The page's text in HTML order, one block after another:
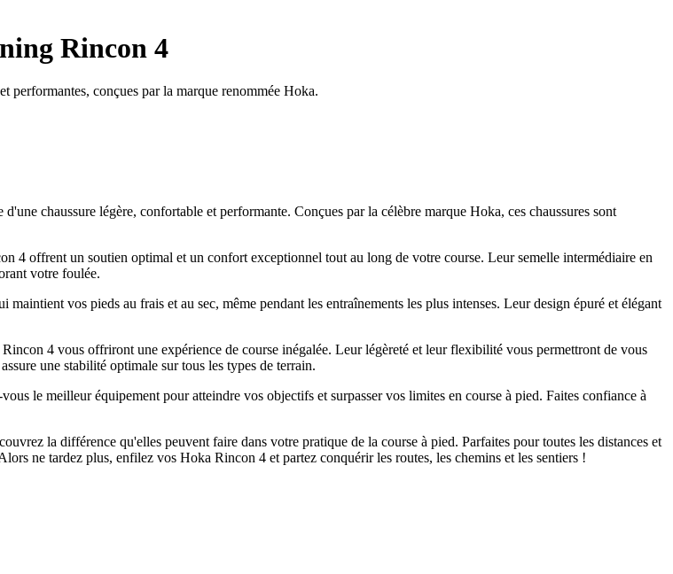
Rincon 4
performantes, conçues par la marque renommée Hoka.
chaussure légère, confortable et performante. Conçues par la célèbre marque Hoka, ces chaussures sont
4 offrent un soutien optimal et un confort exceptionnel tout au long de votre course. Leur semelle intermédiaire en
votre foulée.
vos pieds au frais et au sec, même pendant les entraînements les plus intenses. Leur design épuré et élégant
4 vous offriront une expérience de course inégalée. Leur légèreté et leur flexibilité vous permettront de vous
une stabilité optimale sur tous les types de terrain.
le meilleur équipement pour atteindre vos objectifs et surpasser vos limites en course à pied. Faites confiance à
la différence qu'elles peuvent faire dans votre pratique de la course à pied. Parfaites pour toutes les distances et
ne tardez plus, enfilez vos Hoka Rincon 4 et partez conquérir les routes, les chemins et les sentiers !